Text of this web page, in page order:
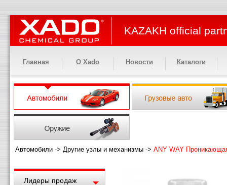
KAZAKH official
Главная О Xado Новости Каталоги
Автомобили -> Другие узлы и механизмы -> ANY WAY
Лидеры продаж